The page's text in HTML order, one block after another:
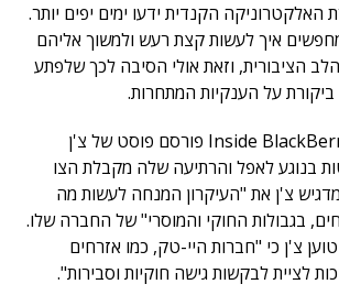
הקנדית ידעו ימים יפים יותר.
איך לעשות קצת רעש ולמשוך אליהם
הציבורית, וזאת אולי הסיבה לכך שלפתע
על הענקיות המתחרות.
בבלוג המופיע ב-Inside BlackBerry פורסם פוסט של צ'ן
בנוגע לאפל והרתיעה שלה מקבלת הצו
צ'ן את "העיקרון המנחה לעשות מה
בגבולות החוקי והמוסרי" של החברה שלו.
טוען צ'ן כי "חברות היי-טק, כמו אזרחים
לציית לבקשות גישה חוקיות וסבירות".